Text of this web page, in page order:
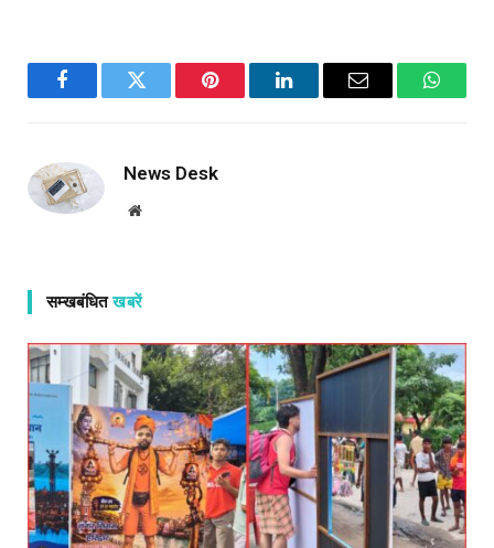
FacebookTwitter Pinterest LinkedInEmail
News Desk
Website
सम्खबंधितखबरें